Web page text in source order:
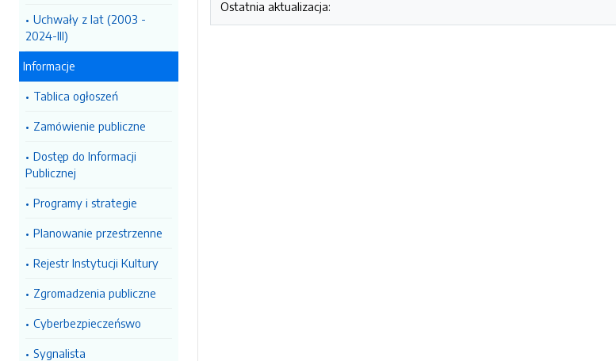
Uchwały z lat (2003 -
2024-III)
Informacje
Tablica ogłoszeń
Zamówienie publiczne
Dostęp do Informacji
Publicznej
Programy i strategie
Planowanie przestrzenne
Rejestr Instytucji Kultury
Zgromadzenia publiczne
Cyberbezpieczeńswo
Sygnalista
Ostatnia aktualizacja: